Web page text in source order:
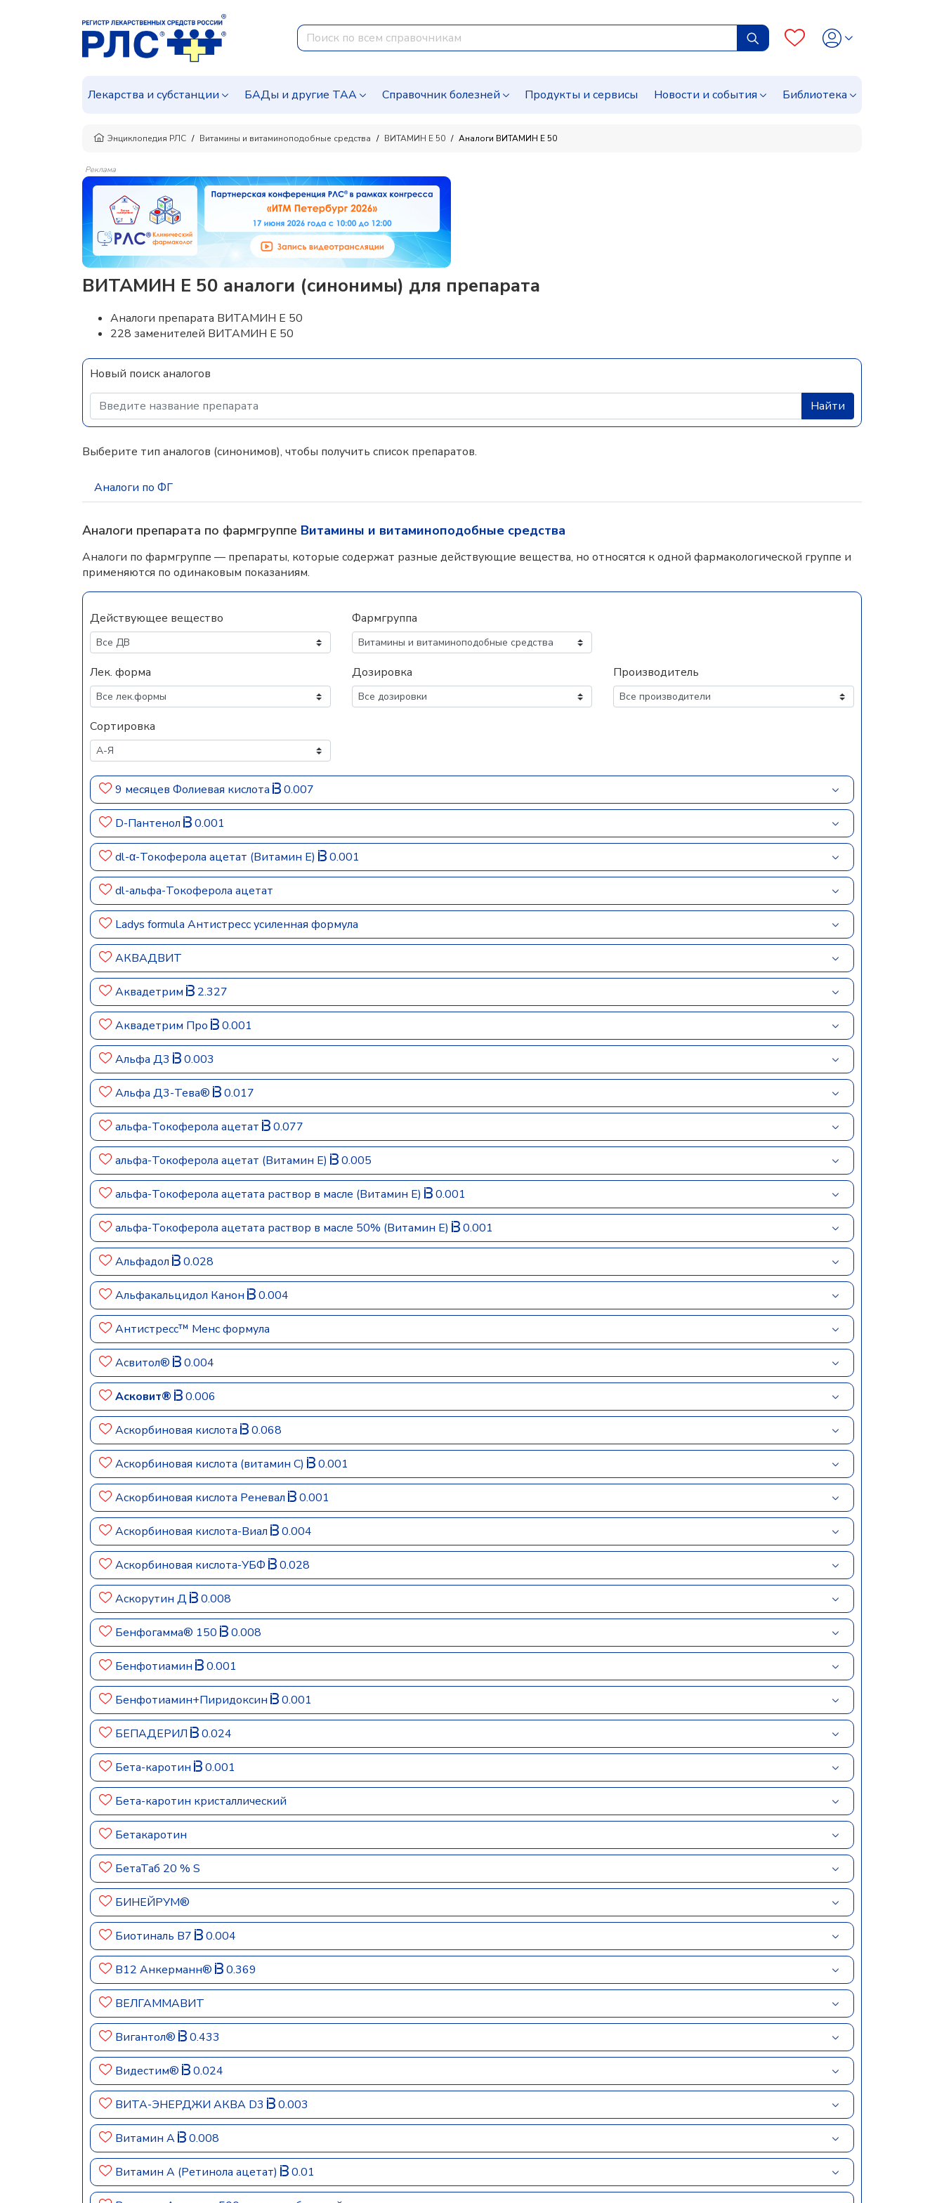
Лекарства и субстанции БАДы и другие ТАА Справочник болезней Продукты и сервисы Новости и события Библиотека
Энциклопедия РЛС Витамины и витаминоподобные средства ВИТАМИН E 50 Аналоги ВИТАМИН E 50
Реклама
ВИТАМИН E 50 аналоги (синонимы) для препарата
Аналоги препарата ВИТАМИН E 50
228 заменителей ВИТАМИН E 50
Новый поиск аналогов
Найти
Выберите тип аналогов (синонимов), чтобы получить список препаратов.
Аналоги по ФГ
Аналоги препарата по фармгруппе Витамины и витаминоподобные средства
Аналоги по фармгруппе — препараты, которые содержат разные действующие вещества, но относятся к одной фармакологической группе и
применяются по одинаковым показаниям.
Действующее вещество Фармгруппа
Лек. форма Дозировка Производитель
Сортировка
9 месяцев Фолиевая кислота 0.007
D-Пантенол 0.001
dl-α-Токоферола ацетат (Витамин Е) 0.001
dl-альфа-Токоферола ацетат
Ladys formula Антистресс усиленная формула
АКВАДВИТ
Аквадетрим 2.327
Аквадетрим Про 0.001
Альфа Д3 0.003
Альфа Д3-Тева® 0.017
альфа-Токоферола ацетат 0.077
альфа-Токоферола ацетат (Витамин E) 0.005
альфа-Токоферола ацетата раствор в масле (Витамин E) 0.001
альфа-Токоферола ацетата раствор в масле 50% (Витамин E) 0.001
Альфадол 0.028
Альфакальцидол Канон 0.004
Антистресс™ Менс формула
Асвитол® 0.004
Асковит® 0.006
Аскорбиновая кислота 0.068
Аскорбиновая кислота (витамин C) 0.001
Аскорбиновая кислота Реневал 0.001
Аскорбиновая кислота-Виал 0.004
Аскорбиновая кислота-УБФ 0.028
Аскорутин Д 0.008
Бенфогамма® 150 0.008
Бенфотиамин 0.001
Бенфотиамин+Пиридоксин 0.001
БЕПАДЕРИЛ 0.024
Бета-каротин 0.001
Бета-каротин кристаллический
Бетакаротин
БетаТаб 20 % S
БИНЕЙРУМ®
Биотиналь B7 0.004
В12 Анкерманн® 0.369
ВЕЛГАММАВИТ
Вигантол® 0.433
Видестим® 0.024
ВИТА-ЭНЕРДЖИ АКВА D3 0.003
Витамин A 0.008
Витамин A (Ретинола ацетат) 0.01